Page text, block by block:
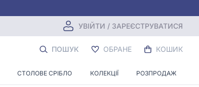
УВІЙТИ / ЗАРЕЄСТРУВАТИСЯ
ПОШУК ОБРАНЕ КОШИК
СТОЛОВЕ СРІБЛО КОЛЕКЦІЇ РОЗПРОДАЖ